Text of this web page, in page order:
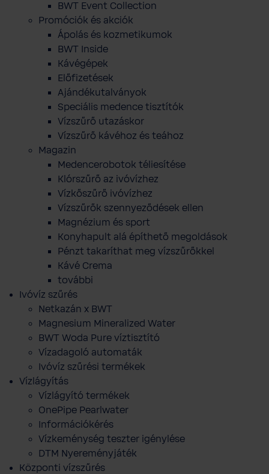
BWT Event Collection
Promóciók és akciók
Ápolás és kozmetikumok
BWT Inside
Kávégépek
Előfizetések
Ajándékutalványok
Speciális medence tisztítók
Vízszűrő utazáskor
Vízszűrő kávéhoz és teához
Magazin
Medencerobotok téliesítése
Klórszűrő az ivóvízhez
Vízkőszűrő ivóvízhez
Vízszűrők szennyeződések ellen
Magnézium és sport
Konyhapult alá építhető megoldások
Pénzt takaríthat meg vízszűrőkkel
Kávé Crema
további
Ivóvíz szűrés
Netkazán x BWT
Magnesium Mineralized Water
BWT Woda Pure víztisztító
Vízadagoló automaták
Ivóvíz szűrési termékek
Vízlágyítás
Vízlágyító termékek
OnePipe Pearlwater
Információkérés
Vízkeménység teszter igénylése
DTM Nyereményjáték
Központi vízszűrés